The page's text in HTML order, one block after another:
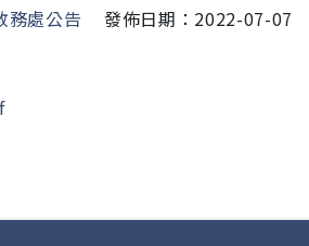
務處公告 發佈日期：2022-07-07